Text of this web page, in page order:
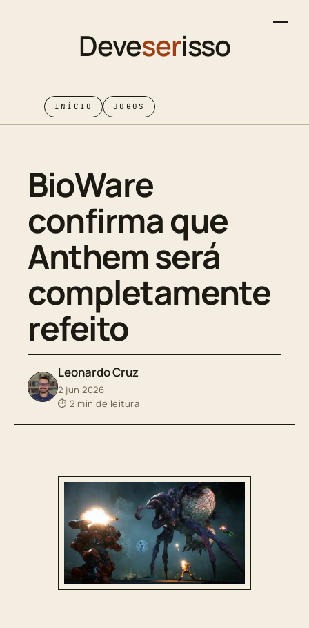
Deveserisso
INÍCIO JOGOS
BioWare
confirma que
Anthem será
completamente
refeito
Leonardo Cruz
2 jun 2026
⏱ 2 min de leitura